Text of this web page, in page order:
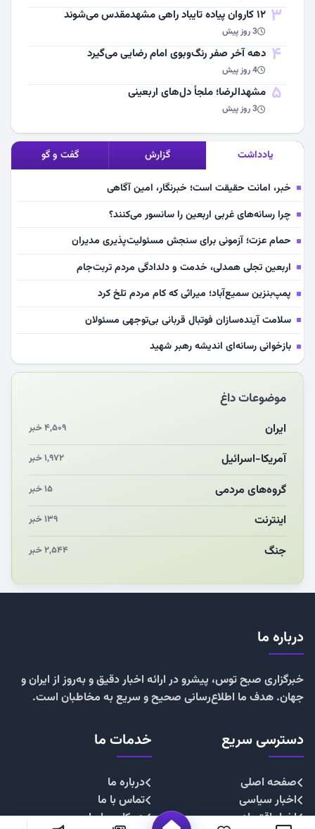
3 ۱۲ کاروان پیاده تایباد راهی مشهدمقدس می‌شوند
3 روز پیش
4 دهه آخر صفر رنگ‌وبوی امام رضایی می‌گیرد
4 روز پیش
5 مشهد‌الرضا؛ ملجأ دل‌های اربعینی
3 روز پیش
یادداشت گزارش گفت و گو
خبر، امانت حقیقت است؛ خبرنگار، امین آگاهی
چرا رسانه‌های غربی اربعین را سانسور می‌کنند؟
حمام عزت؛ آزمونی برای سنجش مسئولیت‌پذیری مدیران
اربعین تجلی همدلی، خدمت و دلدادگی مردم تربت‌جام
پمپ‌بنزین سمیع‌آباد؛ میراثی که کام مردم تلخ کرد
سلامت آینده‌سازان فوتبال قربانی بی‌توجهی مسئولان
بازخوانی رسانه‌ای اندیشه رهبر شهید
مشهدالرضا آقای شهید ایران را در آغوش کشید
مکن ای صبح طلوع
چرایی «استقبال از آقای ایران»
انقلاب مردمی و مردم انقلابی
مرگ خاموش زیست‌محیطی در منطقه تربت‌جام
موضوعات داغ
ایران ۴,۵۰۹ خبر
آمریکا-اسرائیل ۱,۹۷۲ خبر
گروه‌های مردمی ۱۵ خبر
اینترنت ۱۳۹ خبر
جنگ ۲,۵۴۴ خبر
درباره ما
خبرگزاری صبح توس، پیشرو در ارائه اخبار دقیق و به‌روز از ایران و
جهان. هدف ما اطلاع‌رسانی صحیح و سریع به مخاطبان است.
دسترسی سریع
صفحه اصلی
اخبار سیاسی
اخبار اقتصادی
خدمات ما
درباره ما
تماس با ما
همکاری با ما